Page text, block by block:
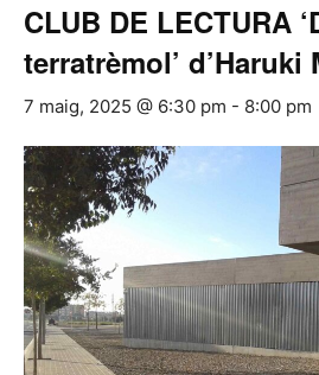
CLUB DE LECTURA
terratrèmol’ d’Haruki
7 maig, 2025 @ 6:30 pm - 8:00 pm